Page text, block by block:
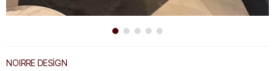
NOIRRE DESİGN